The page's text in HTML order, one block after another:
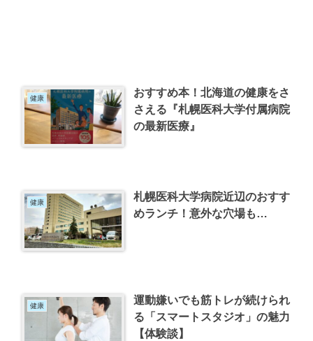
健康
おすすめ本！北海道の健康をさ
さえる『札幌医科大学付属病院
の最新医療』
健康
札幌医科大学病院近辺のおすす
めランチ！意外な穴場も…
健康
運動嫌いでも筋トレが続けられ
る「スマートスタジオ」の魅力
【体験談】